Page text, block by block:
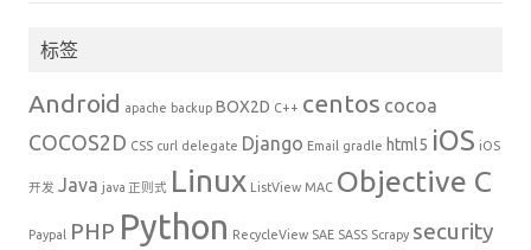
标签
Android apache backup BOX2D C++ centos cocoa
COCOS2D CSS curl delegate Django Email gradle html5 iOS iOS
开发 Java java 正则式 Linux ListView MAC Objective C
Paypal PHP Python RecycleView SAE SASS Scrapy security